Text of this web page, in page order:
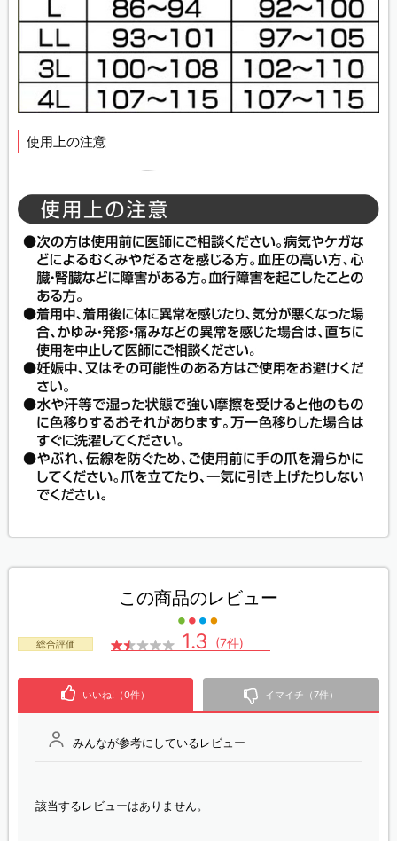
使用上の注意
この商品のレビュー
総合評価 1.3 (7件)
いいね!（0件） イマイチ（7件）
みんなが参考にしているレビュー
該当するレビューはありません。